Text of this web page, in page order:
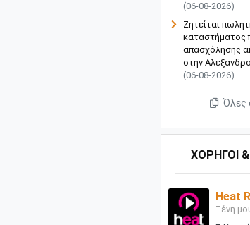
(06-08-2026)
Ζητείται
καταστήματος
απασχόλησης
στην
(06-08-2026)
Όλες
ΧΟΡΗΓΟΙ &
Heat
Ξένη